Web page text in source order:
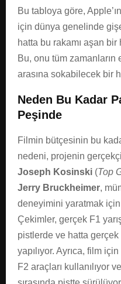
Bu tabloya göre,
için dünya genelinde
hatta bu rakamı aşan
Bu, onu tüm zamanların
arasına sokabilecek bir
Neden Bu Kadar
Peşinde
Filmin bütçesinin bu
nedeni, projenin
Joseph Kosinski (Top
Jerry Bruckheimer,
deneyimini yaratmak için
Çekimler, gerçek F1
pistlerde ve hatta gerçek
yapılıyor. Ayrıca, film
F2 araçları kullanılıyor